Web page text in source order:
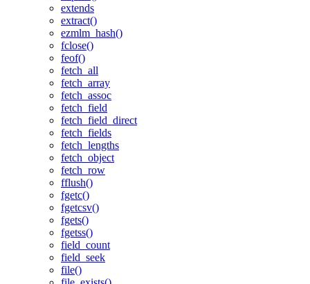
extends
extract()
ezmlm_hash()
fclose()
feof()
fetch_all
fetch_array
fetch_assoc
fetch_field
fetch_field_direct
fetch_fields
fetch_lengths
fetch_object
fetch_row
fflush()
fgetc()
fgetcsv()
fgets()
fgetss()
field_count
field_seek
file()